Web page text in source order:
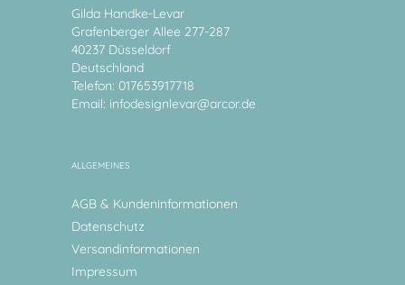
Gilda Handke-Levar
Grafenberger Allee 277-287
40237 Düsseldorf
Deutschland
Telefon: 017653917718
Email: infodesignlevar@arcor.de
ALLGEMEINES
AGB & Kundeninformationen
Datenschutz
Versandinformationen
Impressum